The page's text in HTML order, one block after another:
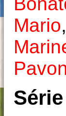
Mario,
Série